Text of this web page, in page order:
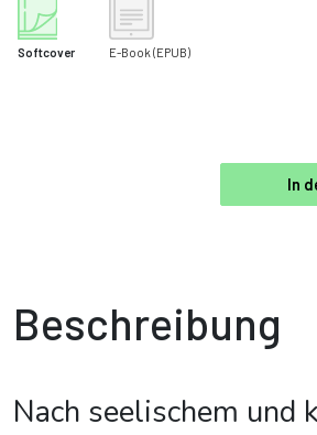
Softcover E-Book (EPUB)
In
Beschreibung
Nach seelischem und